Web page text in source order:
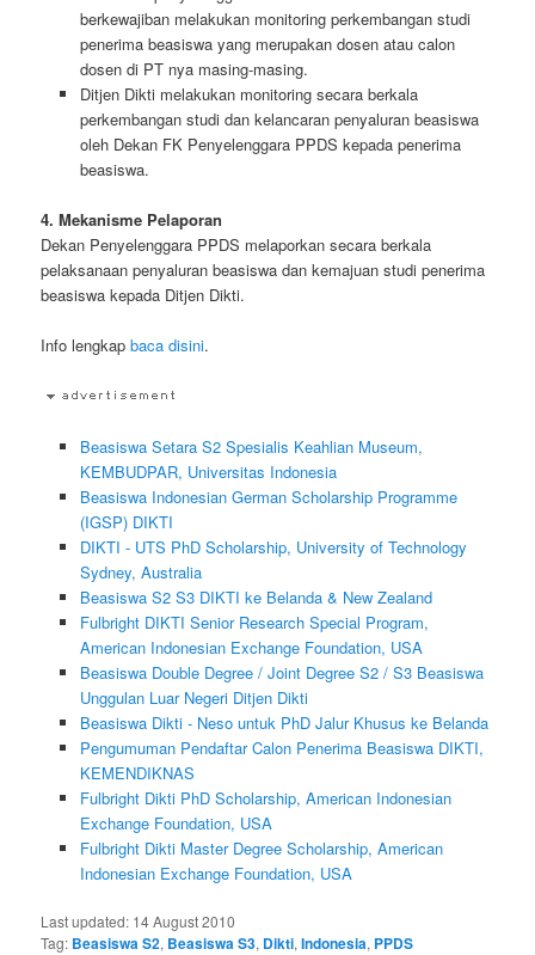
berkewajiban melakukan monitoring perkembangan studi
penerima beasiswa yang merupakan dosen atau calon
dosen di PT nya masing-masing.
Ditjen Dikti melakukan monitoring secara berkala
perkembangan studi dan kelancaran penyaluran beasiswa
oleh Dekan FK Penyelenggara PPDS kepada penerima
beasiswa.
4. Mekanisme Pelaporan
Dekan Penyelenggara PPDS melaporkan secara berkala
pelaksanaan penyaluran beasiswa dan kemajuan studi penerima
beasiswa kepada Ditjen Dikti.
Info lengkapbaca disini.
Beasiswa Setara S2 Spesialis Keahlian Museum,
KEMBUDPAR, Universitas Indonesia
Beasiswa Indonesian German Scholarship Programme
(IGSP) DIKTI
DIKTI - UTS PhD Scholarship, University of Technology
Sydney, Australia
Beasiswa S2 S3 DIKTI ke Belanda & New Zealand
Fulbright DIKTI Senior Research Special Program,
American Indonesian Exchange Foundation, USA
Beasiswa Double Degree / Joint Degree S2 / S3 Beasiswa
Unggulan Luar Negeri Ditjen Dikti
Beasiswa Dikti - Neso untuk PhD Jalur Khusus ke Belanda
Pengumuman Pendaftar Calon Penerima Beasiswa DIKTI,
KEMENDIKNAS
Fulbright Dikti PhD Scholarship, American Indonesian
Exchange Foundation, USA
Fulbright Dikti Master Degree Scholarship, American
Indonesian Exchange Foundation, USA
Last updated: 14 August 2010
Tag: Beasiswa S2, Beasiswa S3, Dikti,Indonesia, PPDS